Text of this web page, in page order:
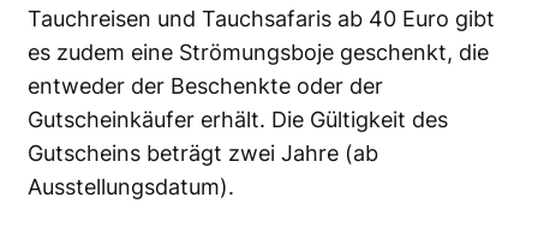
Tauchreisen und Tauchsafaris ab 40 Euro gibt
es zudem eine Strömungsboje geschenkt, die
entweder der Beschenkte oder der
Gutscheinkäufer erhält. Die Gültigkeit des
Gutscheins beträgt zwei Jahre (ab
Ausstellungsdatum).